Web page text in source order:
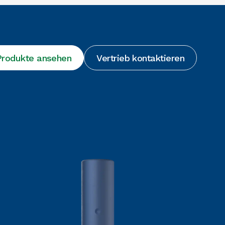
ansehen Vertrieb kontaktieren